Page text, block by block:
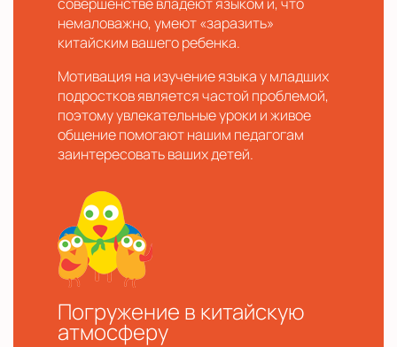
немаловажно, умеют «заразить»
китайским вашего ребенка.
Мотивация на изучение языка у младших
подростков является частой проблемой,
поэтому увлекательные уроки и живое
общение помогают нашим педагогам
заинтересовать ваших детей.
Погружение в китайскую
атмосферу